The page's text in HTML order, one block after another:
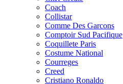
Coach
Collistar
Comme Des Garcons
Comptoir Sud Pacifique
Coquillete Paris
Costume National
Courreges
Creed
Cristiano Ronaldo